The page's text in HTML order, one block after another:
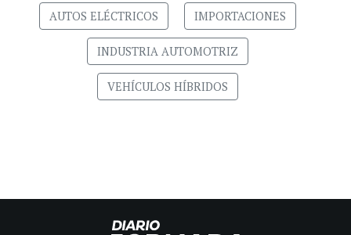
AUTOS ELÉCTRICOS IMPORTACIONES
INDUSTRIA AUTOMOTRIZ
VEHÍCULOS HÍBRIDOS